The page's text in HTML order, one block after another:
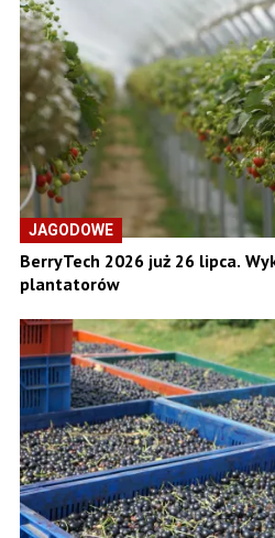
JAGODOWE
BerryTech 2026 już 26 lipca.
plantatorów